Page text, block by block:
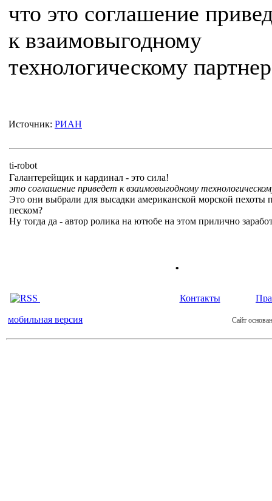
что это соглашение
к взаимовыгодному
технологическому
Источник: РИАН
ti-robot
Галантерейщик и кардинал - это сила!
это соглашение приведет к взаимовыгодному
Это они выбрали для высадки американской морской пехоты
песком?
Ну тогда да - автор ролика на ютюбе на этом прилично
.
Контакты
мобильная версия Сайт